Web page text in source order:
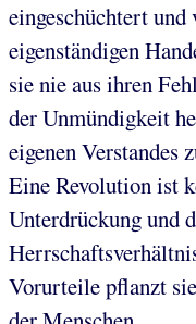
eingeschüchtert und
eigenständigen
sie nie aus ihren
der Unmündigkeit
eigenen Verstandes
Eine Revolution ist
Unterdrückung und
Vorurteile pflanzt